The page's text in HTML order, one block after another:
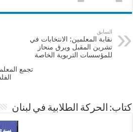
السابق
نقابة المعلمين: الانتخابات في
تشرين المقبل ويرق منحاز
للمؤسسات التربوية الخاصة
تجمع
كتاب: الحركة الطلابية في لبنان